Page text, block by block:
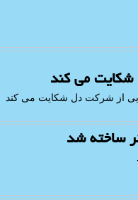
شکایت می کند
از شرکت دل شکایت می کند